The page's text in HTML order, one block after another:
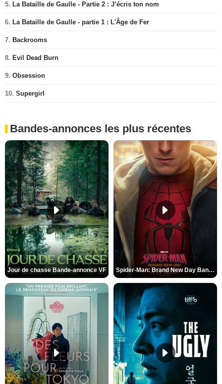
5. La Bataille de Gaulle - Partie 2 : J’écris ton nom
6. La Bataille de Gaulle - partie 1 : L'Âge de Fer
7. Backrooms
8. Evil Dead Burn
9. Obsession
10. Supergirl
Bandes-annonces les plus récentes
Jour de chasse Bande-annonce VF Spider-Man: Brand New Day Bande-annonce (3) VO STFR